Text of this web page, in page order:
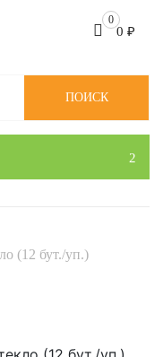
0
0 ₽
ПОИСК
(12 бут./уп.)